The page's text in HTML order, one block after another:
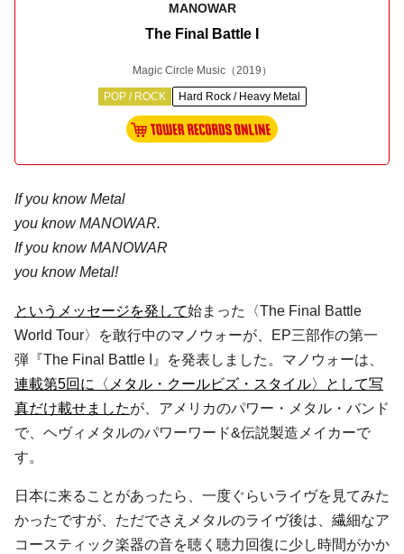
MANOWAR
The Final Battle I
Magic Circle Music（2019）
POP / ROCK Hard Rock / Heavy Metal
If you know Metal
you know MANOWAR.
If you know MANOWAR
you know Metal!
というメッセージを発して始まった〈The Final Battle
World Tour〉を敢行中のマノウォーが、EP三部作の第一
弾『The Final Battle I』を発表しました。マノウォーは、
連載第5回に〈メタル・クールビズ・スタイル〉として写
真だけ載せましたが、アメリカのパワー・メタル・バンド
で、ヘヴィメタルのパワーワード&伝説製造メイカーで
す。
日本に来ることがあったら、一度ぐらいライヴを見てみた
かったですが、ただでさえメタルのライヴ後は、繊細なア
コースティック楽器の音を聴く聴力回復に少し時間がかか